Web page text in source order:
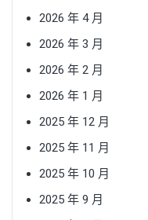
2026 年 4 月
2026 年 3 月
2026 年 2 月
2026 年 1 月
2025 年 12 月
2025 年 11 月
2025 年 10 月
2025 年 9 月